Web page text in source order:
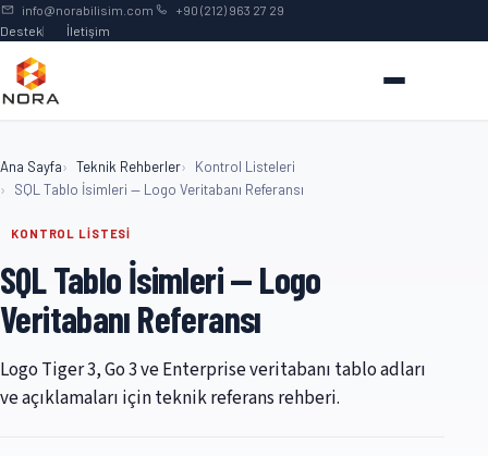
İçeriğe geç
info@norabilisim.com
+90 (212) 963 27 29
Destek
İletişim
Ana Sayfa Teknik Rehberler
Kontrol Listeleri
SQL Tablo İsimleri — Logo Veritabanı Referansı
KONTROL LİSTESİ
SQL Tablo İsimleri — Logo
Veritabanı Referansı
Logo Tiger 3, Go 3 ve Enterprise veritabanı tablo adları
ve açıklamaları için teknik referans rehberi.